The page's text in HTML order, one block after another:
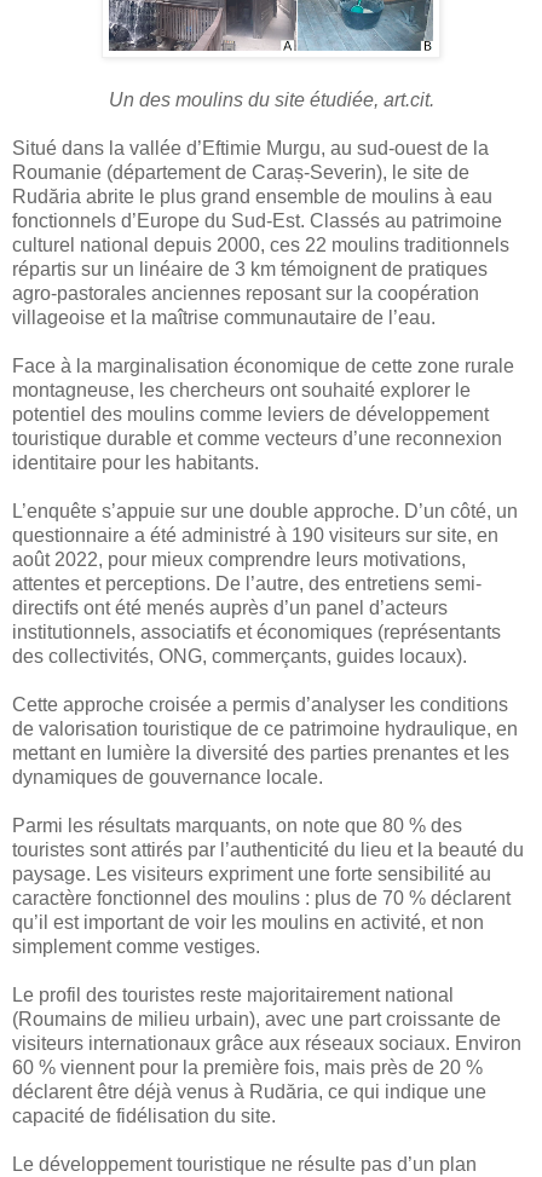
Un des moulins du site étudiée, art.cit.
Situé dans la vallée d’Eftimie Murgu, au sud-ouest de la
Roumanie (département de Caraș-Severin), le site de
Rudăria abrite le plus grand ensemble de moulins à eau
fonctionnels d’Europe du Sud-Est. Classés au patrimoine
culturel national depuis 2000, ces 22 moulins traditionnels
répartis sur un linéaire de 3 km témoignent de pratiques
agro-pastorales anciennes reposant sur la coopération
villageoise et la maîtrise communautaire de l’eau.
Face à la marginalisation économique de cette zone rurale
montagneuse, les chercheurs ont souhaité explorer le
potentiel des moulins comme leviers de développement
touristique durable et comme vecteurs d’une reconnexion
identitaire pour les habitants.
L’enquête s’appuie sur une double approche. D’un côté, un
questionnaire a été administré à 190 visiteurs sur site, en
août 2022, pour mieux comprendre leurs motivations,
attentes et perceptions. De l’autre, des entretiens semi-
directifs ont été menés auprès d’un panel d’acteurs
institutionnels, associatifs et économiques (représentants
des collectivités, ONG, commerçants, guides locaux).
Cette approche croisée a permis d’analyser les conditions
de valorisation touristique de ce patrimoine hydraulique, en
mettant en lumière la diversité des parties prenantes et les
dynamiques de gouvernance locale.
Parmi les résultats marquants, on note que 80 % des
touristes sont attirés par l’authenticité du lieu et la beauté du
paysage. Les visiteurs expriment une forte sensibilité au
caractère fonctionnel des moulins : plus de 70 % déclarent
qu’il est important de voir les moulins en activité, et non
simplement comme vestiges.
Le profil des touristes reste majoritairement national
(Roumains de milieu urbain), avec une part croissante de
visiteurs internationaux grâce aux réseaux sociaux. Environ
60 % viennent pour la première fois, mais près de 20 %
déclarent être déjà venus à Rudăria, ce qui indique une
capacité de fidélisation du site.
Le développement touristique ne résulte pas d’un plan